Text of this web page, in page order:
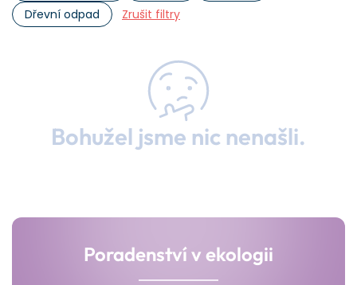
Dřevní odpad
Zrušit filtry
Bohužel jsme nic nenašli.
Poradenství v ekologii